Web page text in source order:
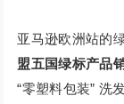
亚马逊欧洲站的
盟五国绿标产品
“零塑料包装” 洗